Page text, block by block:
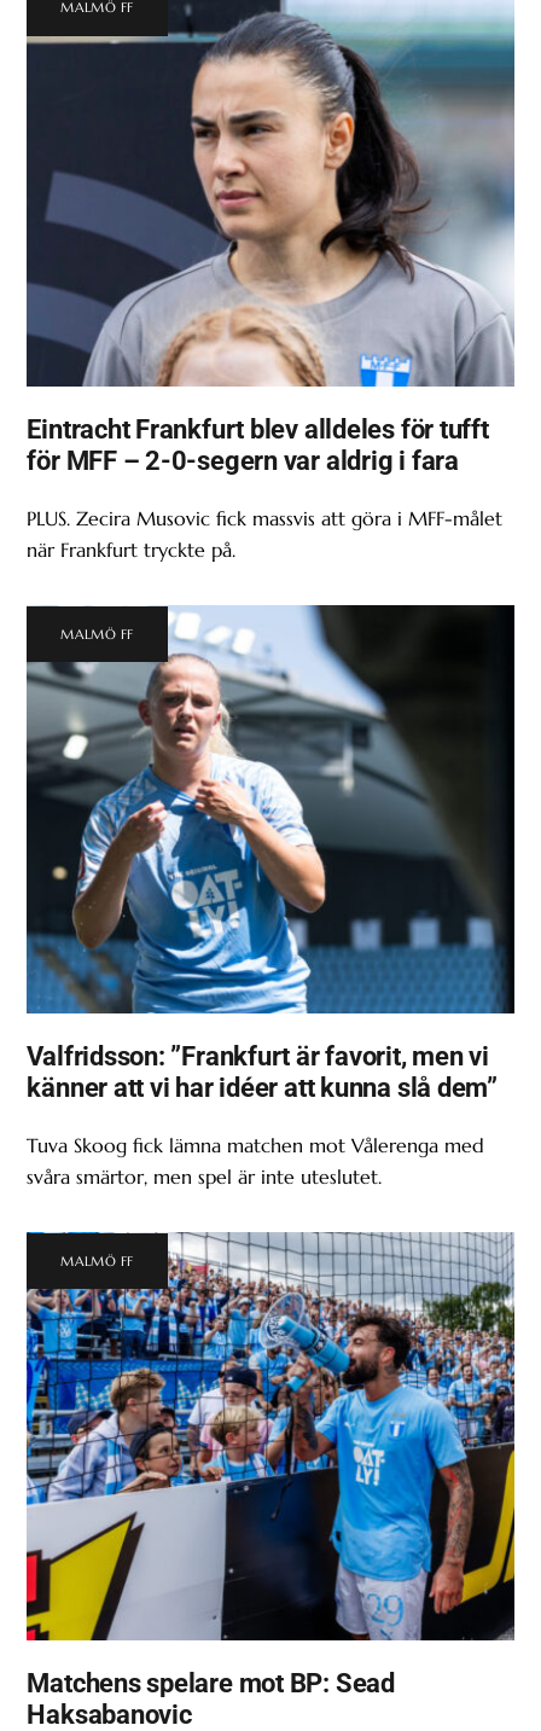
MALMÖ FF
Eintracht Frankfurt blev alldeles för tufft
för MFF – 2-0-segern var aldrig i fara
PLUS. Zecira Musovic fick massvis att göra i MFF-målet
när Frankfurt tryckte på.
MALMÖ FF
Valfridsson: ”Frankfurt är favorit, men vi
känner att vi har idéer att kunna slå dem”
Tuva Skoog fick lämna matchen mot Vålerenga med
svåra smärtor, men spel är inte uteslutet.
MALMÖ FF
Matchens spelare mot BP: Sead
Haksabanovic